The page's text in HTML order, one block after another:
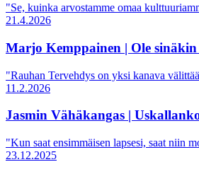
"Se, kuinka arvostamme omaa
21.4.2026
Marjo Kemppainen | Ole
"Rauhan Tervehdys on yksi kanava
11.2.2026
Jasmin Vähäkangas |
"Kun saat ensimmäisen lapsesi, saat niin
23.12.2025